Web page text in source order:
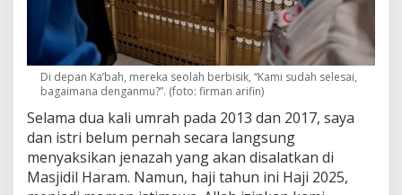
r
a
m
:
S
h
t
d
o
w
n
Di depan Ka’bah, mereka seolah berbisik, “Kami sudah selesai,
bagaimana denganmu?”. (foto: firman arifin)
Selama dua kali umrah pada 2013 dan 2017, saya
dan istri belum pernah secara langsung
menyaksikan jenazah yang akan disalatkan di
Masjidil Haram. Namun, haji tahun ini Haji 2025,